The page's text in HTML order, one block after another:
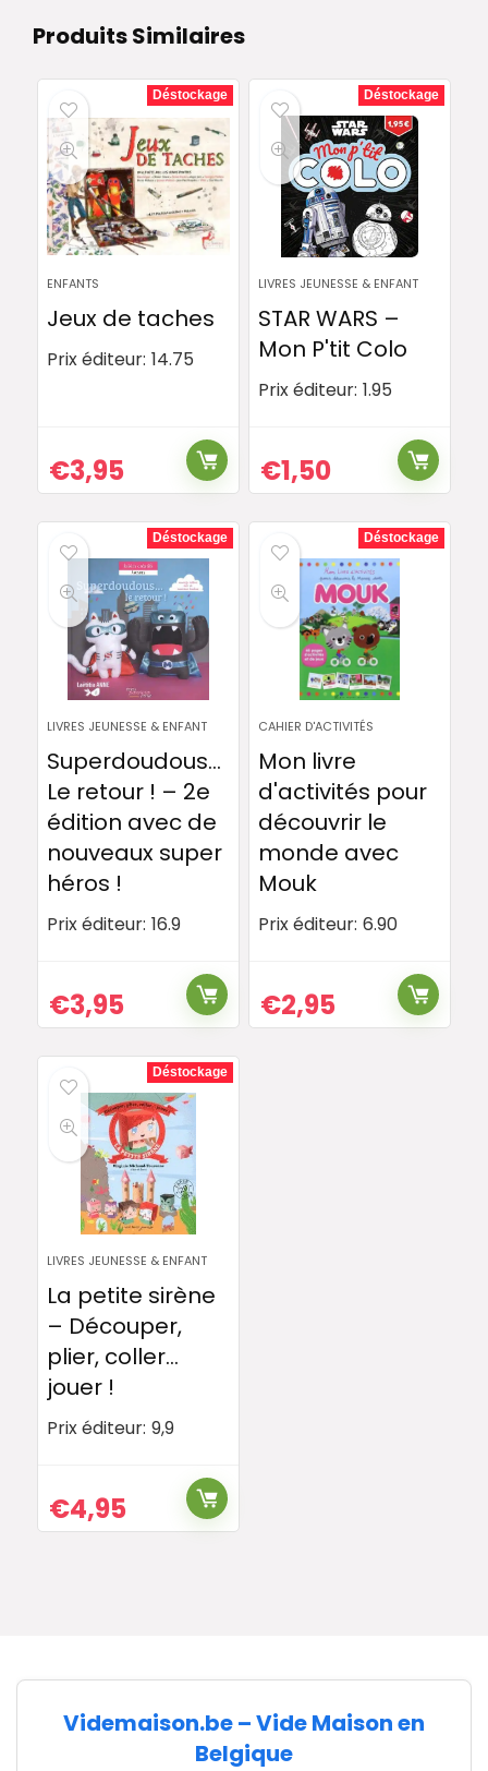
Produits Similaires
Déstockage
ENFANTS
Jeux de taches
Prix éditeur: 14.75
€3,95
Déstockage
LIVRES JEUNESSE & ENFANT
STAR WARS –
Mon P'tit Colo
Prix éditeur: 1.95
€1,50
Déstockage
LIVRES JEUNESSE & ENFANT
Superdoudous…
Le retour ! – 2e
édition avec de
nouveaux super
héros !
Prix éditeur: 16.9
€3,95
Déstockage
CAHIER D'ACTIVITÉS
Mon livre
d'activités pour
découvrir le
monde avec
Mouk
Prix éditeur: 6.90
€2,95
Déstockage
LIVRES JEUNESSE & ENFANT
La petite sirène
– Découper,
plier, coller…
jouer !
Prix éditeur: 9,9
€4,95
Videmaison.be – Vide Maison en
Belgique